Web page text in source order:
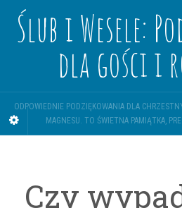
Ślub i Wesele:
dla gości i
ODPOWIEDNIE PODZIĘKOWANIA DLA
MAGNESU. TO ŚWIETNA PAMIĄTKA,
Czy